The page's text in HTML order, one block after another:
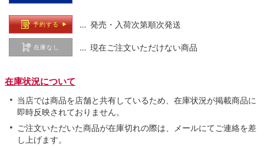
予約する … 発売・入荷次第順次発送
在庫なし … 現在ご注文いただけない商品
在庫状況について
当店では商品を店舗と共有しているため、在庫状況が掲載商品に
即時反映されておりません。
ご注文いただいた商品が在庫切れの際は、メールにてご連絡を差
し上げます。